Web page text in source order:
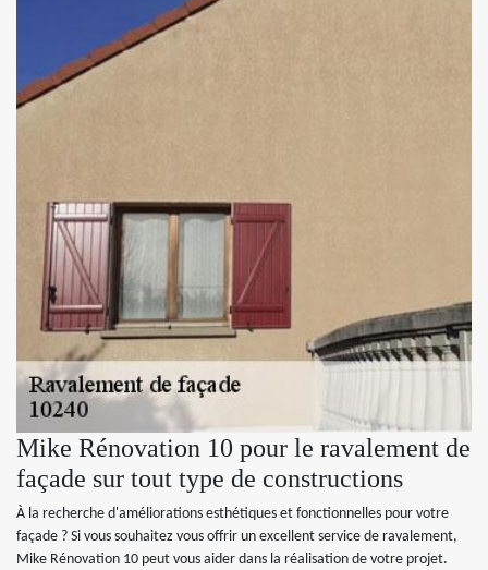
Mike Rénovation 10 pour le ravalement de
façade sur tout type de constructions
À la recherche d'améliorations esthétiques et fonctionnelles pour votre
façade ? Si vous souhaitez vous offrir un excellent service de ravalement,
Mike Rénovation 10 peut vous aider dans la réalisation de votre projet.